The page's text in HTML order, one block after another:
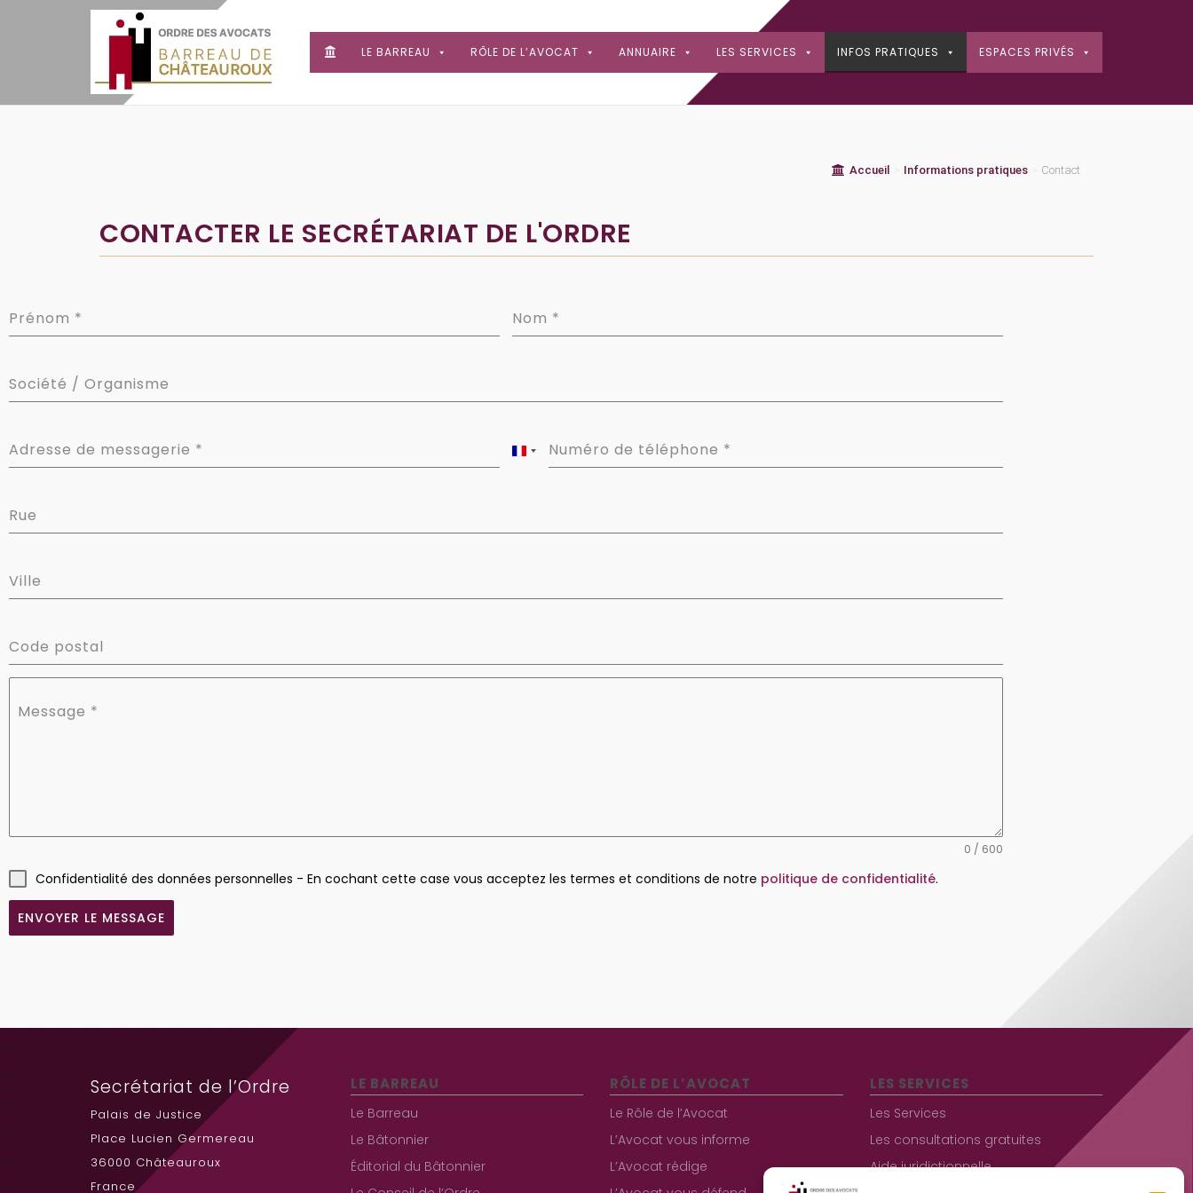
LE BARREAU RÔLE DE L’AVOCAT ANNUAIRE LES SERVICES INFOS PRATIQUES ESPACES PRIVÉS
Accueil Informations pratiques Contact
CONTACTER LE SECRÉTARIAT DE L'ORDRE
Prénom * Nom *
Société / Organisme
Adresse de messagerie * Numéro de téléphone *
FRANCE
Rue
Ville
Code postal
Message *
0 / 600
Confidentialité des données personnelles - En cochant cette case vous acceptez les termes et conditions de notre politique de confidentialité.
ENVOYER LE MESSAGE
Secrétariat de l’Ordre
Palais de Justice
Place Lucien Germereau
36000 Châteauroux
France
LE BARREAU
Le Barreau
Le Bâtonnier
Éditorial du Bâtonnier
RÔLE DE L’AVOCAT
Le Rôle de l’Avocat
L’Avocat vous informe
L’Avocat rédige
LES SERVICES
Les Services
Les consultations gratuites
Aide juridictionnelle